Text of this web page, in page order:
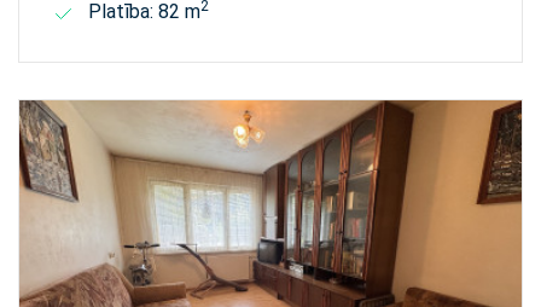
Platība: 82 m2